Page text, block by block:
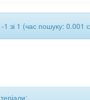
1 зі 1 (час пошуку: 0.001